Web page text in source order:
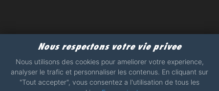
Nous respectons votre vie privee
Nous utilisons des cookies pour ameliorer votre experience,
analyser le trafic et personnaliser les contenus. En cliquant sur
"Tout accepter", vous consentez a l'utilisation de tous les